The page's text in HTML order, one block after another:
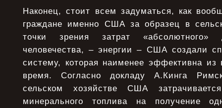
Наконец, стоит всем задуматься, как
граждане именно США за образец в
точки зрения затрат «абсолютного»
человечества, – энергии – США создали
систему, которая наименее эффективна
время. Согласно докладу А.Кинга
сельском хозяйстве США
минерального топлива на получение